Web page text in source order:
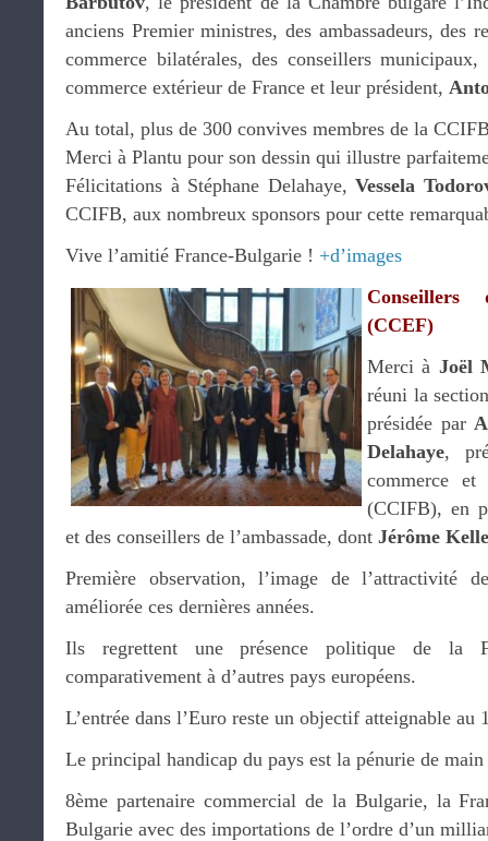
anciens Premier ministres, des ambassadeurs, des
commerce bilatérales, des conseillers
commerce extérieur de France et leur président,
Au total, plus de 300 convives membres de la
Merci à Plantu pour son dessin qui illustre
Félicitations à Stéphane Delahaye, Vessela
CCIFB, aux nombreux sponsors pour cette
Vive l’amitié France-Bulgarie ! +d’images
Conseillers
(CCEF)
Merci à Joël
réuni la
présidée par
Delahaye,
commerce et
(CCIFB), en
et des conseillers de l’ambassade, dont Jérôme Kelle
Première observation, l’image de l’attractivité
améliorée ces dernières années.
Ils regrettent une présence politique de la
comparativement à d’autres pays européens.
L’entrée dans l’Euro reste un objectif atteignable au
Le principal handicap du pays est la pénurie de
8ème partenaire commercial de la Bulgarie, la
Bulgarie avec des importations de l’ordre d’un